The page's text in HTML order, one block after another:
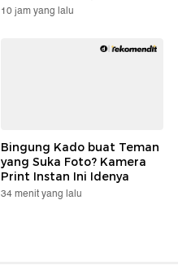
10 jam yang lalu
Bingung Kado buat Teman
yang Suka Foto? Kamera
Print Instan Ini Idenya
34 menit yang lalu